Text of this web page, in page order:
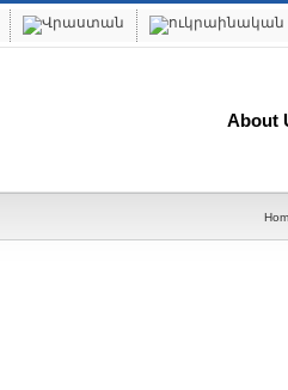
About